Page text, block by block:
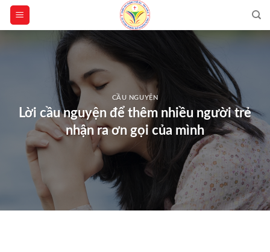
Skip
CẦU NGUYỆN
Lời cầu nguyện để thêm nhiều người trẻ
nhận ra ơn gọi của mình